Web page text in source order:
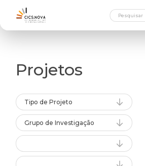
Projetos
Tipo de Projeto
Grupo de Investigação